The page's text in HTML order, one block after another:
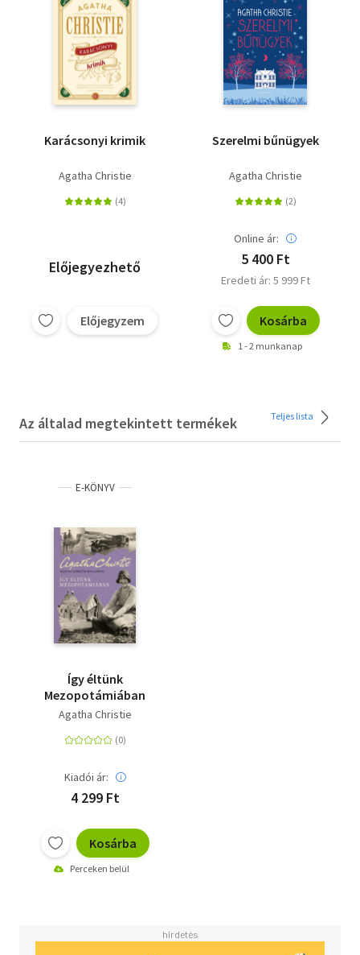
Karácsonyi krimik
Agatha Christie
Előjegyezhető
Előjegyzem
Szerelmi bűnügyek
Agatha Christie
Online ár:
5 400 Ft
Eredeti ár: 5 999 Ft
Kosárba
1 - 2 munkanap
Az általad megtekintett termékek Teljes lista
E-KÖNYV
Így éltünk
Mezopotámiában
Agatha Christie
Kiadói ár:
4 299 Ft
Kosárba
Perceken belül